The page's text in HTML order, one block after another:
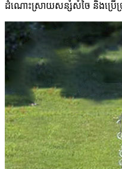
ដំណោះស្រាយសន្សំសំចៃ និងប្រើប្